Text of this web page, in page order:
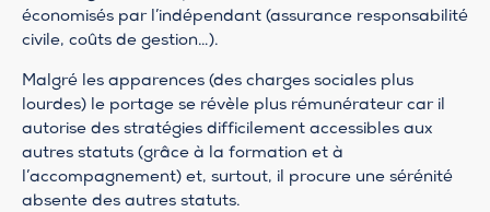
économisés par l’indépendant (assurance responsabilité
civile, coûts de gestion…).
Malgré les apparences (des charges sociales plus
lourdes) le portage se révèle plus rémunérateur car il
autorise des stratégies difficilement accessibles aux
autres statuts (grâce à la formation et à
l’accompagnement) et, surtout, il procure une sérénité
absente des autres statuts.